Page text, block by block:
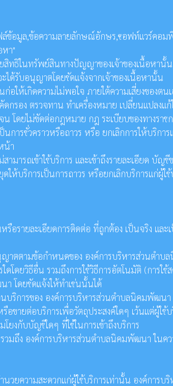
ฟล์ข้อมูล,ข้อความลายลักษณ์อักษร,ซอฟท์แวร์ค
หา"
ทธิในทรัพย์สินทางปัญญาของเจ้าของเนื้อหานั้
ได้รับอนุญาตโดยชัดแจ้งจากเจ้าของเนื้อหานั้น
ให้เกิดความไม่พอใจ ภายใต้ความเสี่ยงของตนเ
กรอง ตรวจทาน ทำเครื่องหมาย เปลี่ยนแปลง
โดยไม่ขัดต่อกฎหมาย กฎ ระเบียบของทางราชก
รชั่วคราวหรือถาวร หรือ ยกเลิกการให้บริกา
น้า
มารถเข้าใช้บริการ และเข้าถึงรายละเอียด บั
ห้บริการเป็นการถาวร หรือยกเลิกบริการแก่
หรือรายละเอียดการติดต่อ ที่ถูกต้อง เป็นจริง
นุญาตตามข้อกำหนดของ องค์การบริหารส่วน
ใดโดยวิธีอื่น รวมถึงการใช้วิธีการอัตโนมัติ (ก
โดยชัดแจ้งให้ทำเช่นนั้นได้
บริการของ องค์การบริหารส่วนตำบลนิคมพัฒนา
อขายต่อบริการเพื่อวัตถุประสงค์ใดๆ เว้นแต่
ยงกับบัญชีใดๆ ที่ใช้ในการเข้าถึงบริการ
วมถึง องค์การบริหารส่วนตำบลนิคมพัฒนา ในค
ำนวยความสะดวกแก่ผู้ใช้บริการเท่านั้น องค์ก